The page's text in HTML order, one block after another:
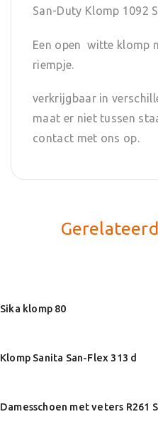
San-Duty Klomp 1092
Een open witte klomp
riempje.
verkrijgbaar in
maat er niet tussen
contact met ons op.
Sika klomp 80
Klomp Sanita San-Flex 313 d
Damesschoen met veters R261